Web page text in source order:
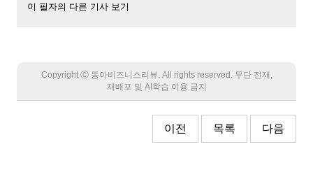
이 필자의 다른 기사 보기
Copyright Ⓒ 동아비즈니스리뷰. All rights reserved. 무단 전재,
재배포 및 AI학습 이용 금지
이전 목록 다음